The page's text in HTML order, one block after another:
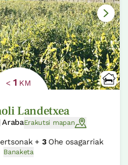
< 1 KM
Landetxea
ArabaErakutsi mapan
+ 3Ohe osagarriak
Banaketa